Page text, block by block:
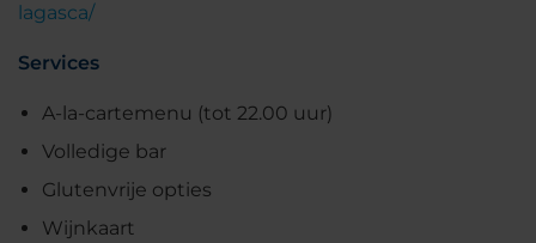
lagasca/
Services
A-la-cartemenu (tot 22.00 uur)
Volledige bar
Glutenvrije opties
Wijnkaart